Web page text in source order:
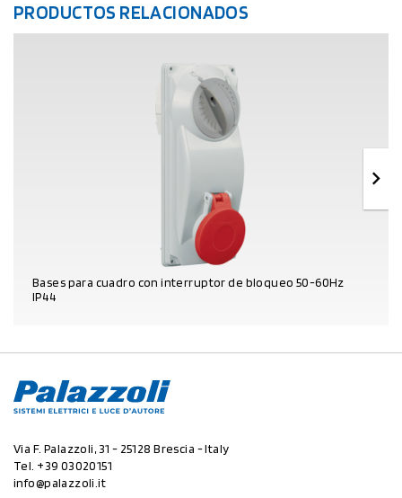
PRODUCTOS RELACIONADOS
Bases para cuadro con interruptor de bloqueo 50-60Hz
IP44
Via F. Palazzoli, 31 - 25128 Brescia - Italy
Tel. +39 03020151
info@palazzoli.it